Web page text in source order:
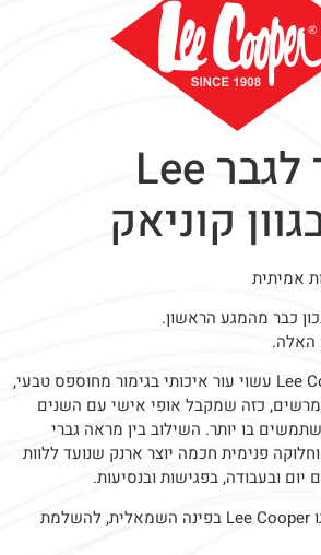
ארנק עור לגבר Lee
אמיתית
כבר מהמגע הראשון.
האלה.
ארנק הגברים של Lee Cooper עשוי עור איכותי בגימור מחוספס טבעי,
ומרשים, כזה שמקבל אופי אישי עם השנים
בו יותר. השילוב בין מראה גברי
פנימית חכמה יוצר ארנק שנועד ללוות
יום ובעבודה, בפגישות ובנסיעות.
בחזית הארנק מוטבע לוגו Lee Cooper בפינה השמאלית, להשלמת